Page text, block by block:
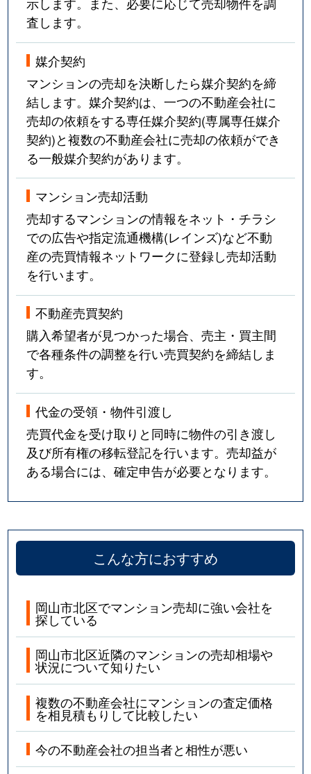
査します。
媒介契約
マンションの売却を決断したら媒介契約を締
結します。媒介契約は、一つの不動産会社に
売却の依頼をする専任媒介契約(専属専任媒介
契約)と複数の不動産会社に売却の依頼ができ
る一般媒介契約があります。
マンション売却活動
売却するマンションの情報をネット・チラシ
での広告や指定流通機構(レインズ)など不動
産の売買情報ネットワークに登録し売却活動
を行います。
不動産売買契約
購入希望者が見つかった場合、売主・買主間
で各種条件の調整を行い売買契約を締結しま
す。
代金の受領・物件引渡し
売買代金を受け取りと同時に物件の引き渡し
及び所有権の移転登記を行います。売却益が
ある場合には、確定申告が必要となります。
こんな方におすすめ
岡山市北区でマンション売却に強い会社を
探している
岡山市北区近隣のマンションの売却相場や
状況について知りたい
複数の不動産会社にマンションの査定価格
を相見積もりして比較したい
今の不動産会社の担当者と相性が悪い